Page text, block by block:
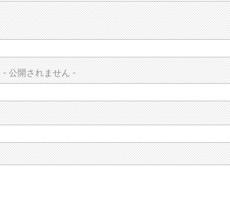
- 公開されません -